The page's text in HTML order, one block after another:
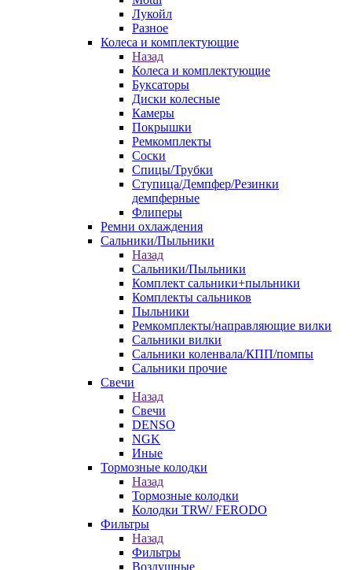
Лукойл
Разное
Колеса и комплектующие
Назад
Колеса и комплектующие
Буксаторы
Диски колесные
Камеры
Покрышки
Ремкомплекты
Соски
Спицы/Трубки
Ступица/Демпфер/Резинки
демпферные
Флиперы
Ремни охлаждения
Сальники/Пыльники
Назад
Сальники/Пыльники
Комплект сальники+пыльники
Комплекты сальников
Пыльники
Ремкомплекты/направляющие вилки
Сальники вилки
Сальники коленвала/КПП/помпы
Сальники прочие
Свечи
Назад
Свечи
DENSO
NGK
Иные
Тормозные колодки
Назад
Тормозные колодки
Колодки TRW/ FERODO
Фильтры
Назад
Фильтры
Воздушные